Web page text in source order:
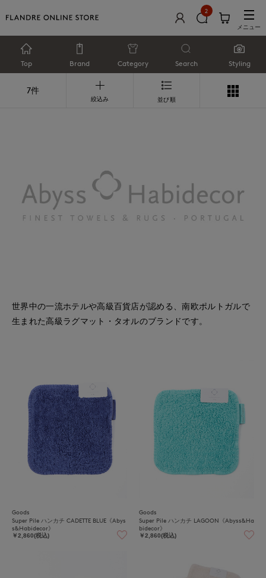
2
メニュー
Top Brand Category Search Styling
7件
絞込み 並び順
世界中の一流ホテルや高級百貨店が認める、南欧ポルトガルで
生まれた高級ラグマット・タオルのブランドです。
Goods
Super Pile ハンカチ CADETTE BLUE《Abys
s&Habidecor》
￥2,860(税込)
Goods
Super Pile ハンカチ LAGOON《Abyss&Ha
bidecor》
￥2,860(税込)